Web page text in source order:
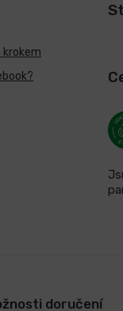
krokem
doručení